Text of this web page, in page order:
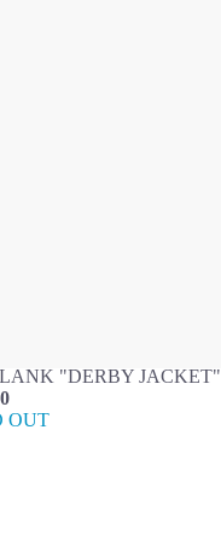
"DERBY JACKET"
OUT